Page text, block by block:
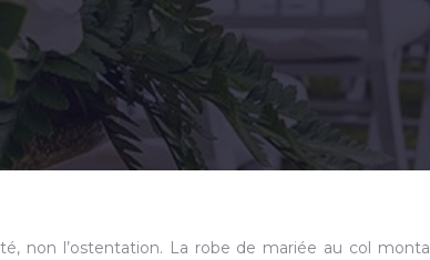
non l’ostentation. La robe de mariée au col